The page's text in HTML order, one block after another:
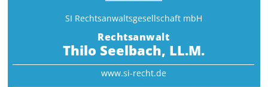
SI Rechtsanwalts­gesellschaft mbH
Rechtsanwalt
Thilo Seelbach, LL.M.
www.si-recht.de